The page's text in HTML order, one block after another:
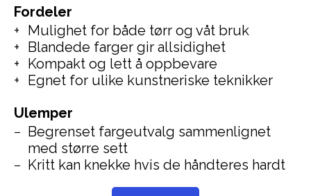
Fordeler
Mulighet for både tørr og våt bruk
Blandede farger gir allsidighet
Kompakt og lett å oppbevare
Egnet for ulike kunstneriske teknikker
Ulemper
Begrenset fargeutvalg sammenlignet
med større sett
Kritt kan knekke hvis de håndteres hardt